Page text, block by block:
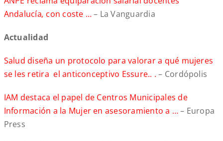
Andalucía, con coste …– La Vanguardia
Actualidad
Salud diseña un protocolo para valorar a qué mujeres
se les retira el anticonceptivo Essure.. . – Cordópolis
IAM destaca el papel de Centros Municipales de
Información a la Mujer en asesoramiento a …– Europa
Press